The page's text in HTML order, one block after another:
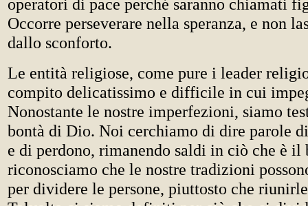
operatori di pace perché saranno chiamati
Occorre perseverare nella speranza, e non
dallo sconforto.
Le entità religiose, come pure i leader
compito delicatissimo e difficile in cui
Nonostante le nostre imperfezioni, siamo
bontà di Dio. Noi cerchiamo di dire parole
e di perdono, rimanendo saldi in ciò che è il
riconosciamo che le nostre tradizioni
per dividere le persone, piuttosto che